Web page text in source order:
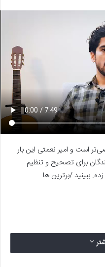
است و امیر نعمتی این بار
برای تصحیح و تنظیم
ببینید /برترین ها